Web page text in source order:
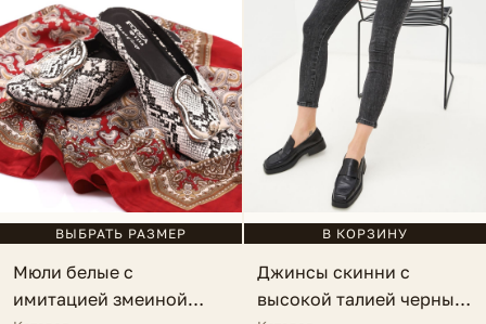
ВЫБРАТЬ РАЗМЕР
Мюли белые с
имитацией змеиной
В КОРЗИНУ
Джинсы скинни с
высокой талией черные